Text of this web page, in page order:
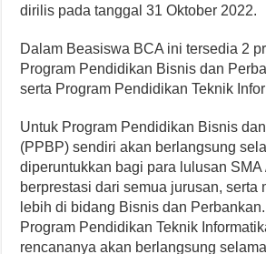
dirilis pada tanggal 31 Oktober 2022.
Dalam Beasiswa BCA ini tersedia 2
Program Pendidikan Bisnis dan
serta Program Pendidikan Teknik
Untuk Program Pendidikan Bisnis
(PPBP) sendiri akan berlangsung
diperuntukkan bagi para lulusan SMA
berprestasi dari semua jurusan, serta
lebih di bidang Bisnis dan
Program Pendidikan Teknik
rencananya akan berlangsung